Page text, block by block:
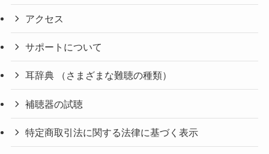
アクセス
サポートについて
耳辞典 （さまざまな難聴の種類）
補聴器の試聴
特定商取引法に関する法律に基づく表示